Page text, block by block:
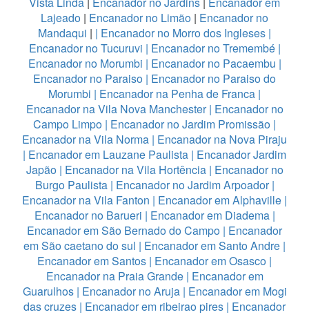
Lajeado | Encanador no Limão | Encanador no
Mandaqui | | Encanador no Morro dos Ingleses |
Encanador no Tucuruvi | Encanador no Tremembé|
Encanador no Morumbi | Encanador no Pacaembu |
Encanador no Paraiso | Encanador no Paraiso do
Morumbi | Encanador na Penha de Franca |
Encanador na Vila Nova Manchester| Encanador no
Campo Limpo | Encanador no Jardim Promissão |
Encanador na Vila Norma | Encanador na Nova Piraju
| Encanador em Lauzane Paulista | Encanador Jardim
Japão| Encanador na Vila Hortência| Encanador no
Burgo Paulista| Encanador no Jardim Arpoador|
Encanador na Vila Fanton | Encanador em Alphaville |
Encanador no Barueri | Encanador em Diadema|
Encanador em São Bernado do Campo | Encanador
em São caetano do sul | Encanador em Santo Andre |
Encanador em Santos | Encanador em Osasco |
Encanador na Praia Grande| Encanador em
Guarulhos| Encanador no Aruja| Encanador em Mogi
das cruzes | Encanador em ribeirao pires | Encanador